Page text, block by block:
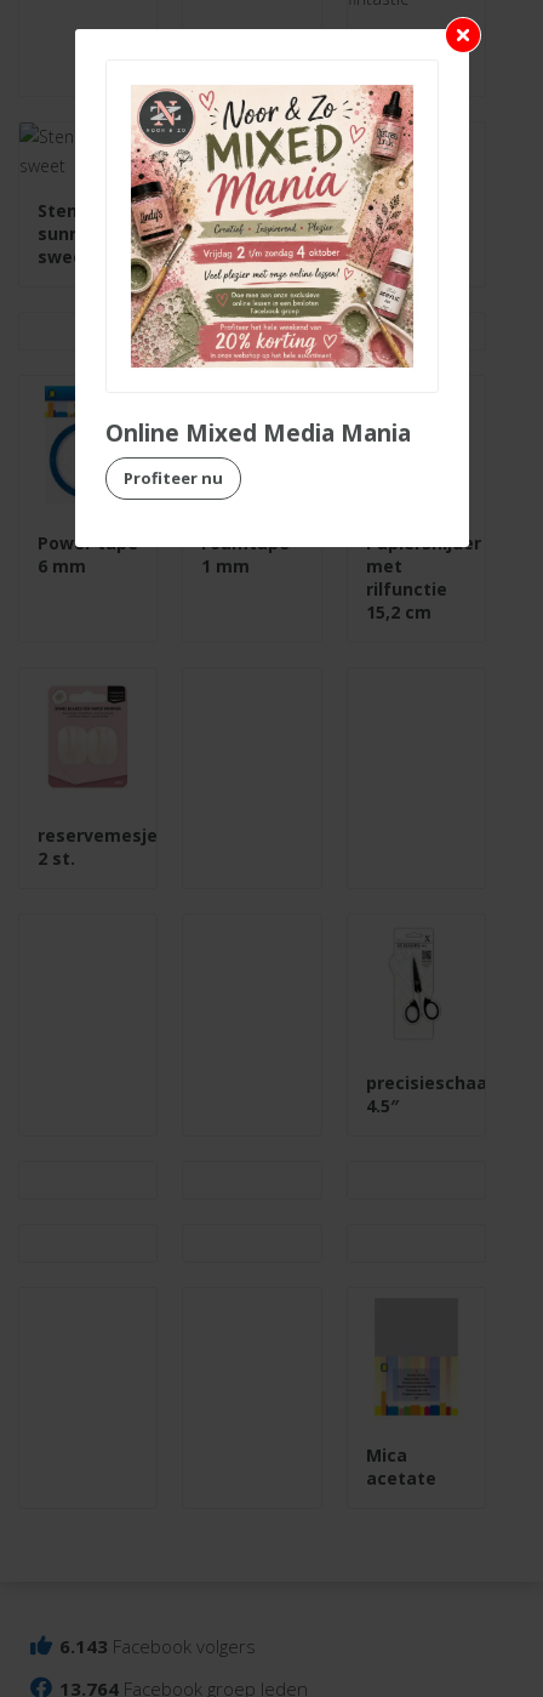
Stencil
sunray
sweet
Power tape
6 mm
Foamtape
1 mm
Papiersnijder
met
rilfunctie
15,2 cm
reservemesjes
2 st.
precisieschaar
4.5″
Mica
acetate
6.143 Facebook volgers
13.764 Facebook groep leden
Online Mixed Media Mania
Profiteer nu